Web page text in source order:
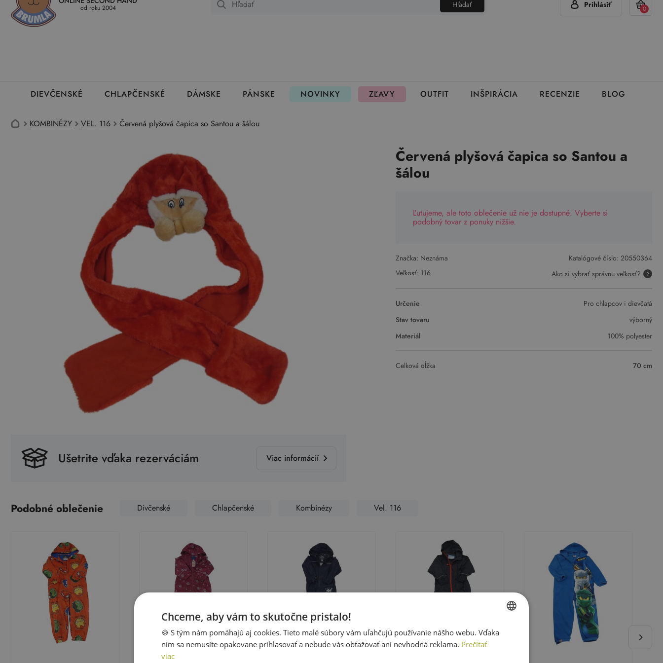
Kedy a ako dostanem tovar Ako môžem vrátiť oblečenie Ako fungujú rezervácie +420 777 319 477 (Pon - Pia 7:00 - 15:00) info@brumla.sk
od roku 2004 Hľadať Prihlásiť 0
DIEVČENSKÉ CHLAPČENSKÉ DÁMSKE PÁNSKE NOVINKY ZĽAVY OUTFIT INŠPIRÁCIA RECENZIE BLOG
KOMBINÉZY VEL. 116 Červená plyšová čapica so Santou a šálou
Ušetrite vďaka rezerváciám Viac informácií
Červená plyšová čapica so Santou a
šálou
Ľutujeme, ale toto oblečenie už nie je dostupné. Vyberte si
podobný tovar z ponuky nižšie.
Značka: Neznáma Katalógové číslo: 20550364
Veľkosť: 116 Ako si vybrať správnu veľkosť?
Určenie
Pro chlapcov i dievčatá
Stav tovaru
výborný
Materiál
100% polyester
Celková dĺžka 70 cm
Podobné oblečenie Divčenské Chlapčenské Kombinézy Vel. 116
SLOVAK
ENGLISH
Chceme, aby vám to skutočne pristalo!
🍪 S tým nám pomáhajú aj cookies. Tieto malé súbory vám uľahčujú používanie nášho webu. Vďaka
ním sa nemusíte opakovane prihlasovať a nebude vás obťažovať ani nevhodná reklama. Prečítať
viac